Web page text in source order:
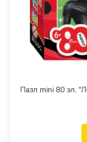
Пазл mini 80 эл.